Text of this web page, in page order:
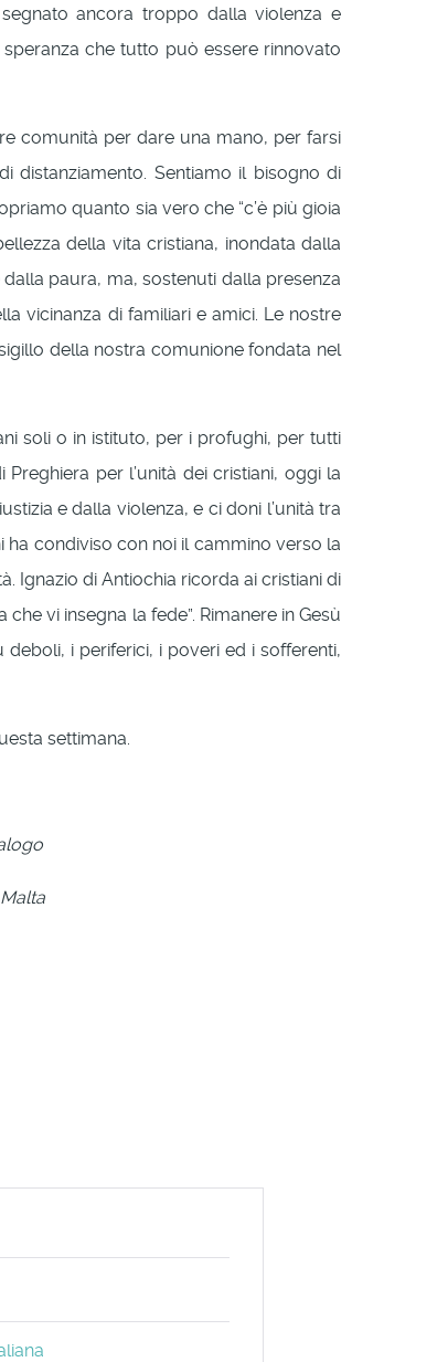
ancora troppo dalla violenza e
che tutto può essere rinnovato
comunità per dare una mano, per farsi
distanziamento. Sentiamo il bisogno di
quanto sia vero che “c’è più gioia
della vita cristiana, inondata dalla
paura, ma, sostenuti dalla presenza
vicinanza di familiari e amici. Le nostre
della nostra comunione fondata nel
soli o in istituto, per i profughi, per tutti
per l’unità dei cristiani, oggi la
e dalla violenza, e ci doni l’unità tra
ha condiviso con noi il cammino verso la
Ignazio di Antiochia ricorda ai cristiani di
vi insegna la fede”. Rimanere in Gesù
i periferici, i poveri ed i sofferenti,
settimana.